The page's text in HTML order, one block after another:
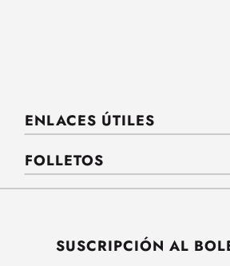
ENLACES ÚTILES
FOLLETOS
SUSCRIPCIÓN AL